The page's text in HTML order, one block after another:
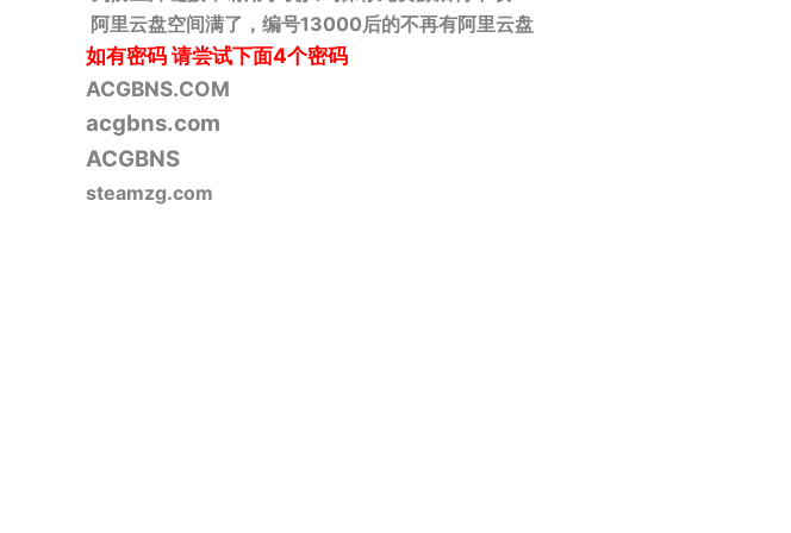
阿里云盘空间满了，编号13000后的不再有阿里云盘
如有密码请尝试下面4个密码
ACGBNS.COM
acgbns.com
ACGBNS
steamzg.com